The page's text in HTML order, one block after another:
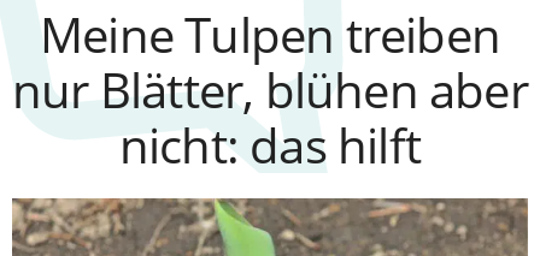
Meine Tulpen treiben
nur Blätter, blühen aber
nicht: das hilft